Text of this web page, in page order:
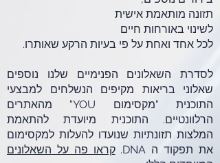
תזונה מותאמת אישית
לשינוי באורחות חיים
לכל אחד ואחת על פי בעיות הרקע שאותרו.
​לסדרת השאלונים הפנימיים שלנו נוספים
שאלוני בריאות מקיפים הנשלחים למבצעי
התוכנית "מקסימום YOU" מהאתרים
הרלוונטיים. התוכנית מיועדת להתאמת
המלצות תזונתיות שנועדו להעלות למקסימום
את תפקוד ה DNA.
קראו פה על השאלונים